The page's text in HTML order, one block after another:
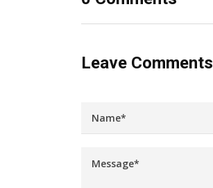
Leave Comments